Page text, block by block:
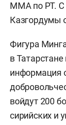
ММА по РТ. С
Казгордумы
Фигура
в
информация
войдут 200
сирийских и